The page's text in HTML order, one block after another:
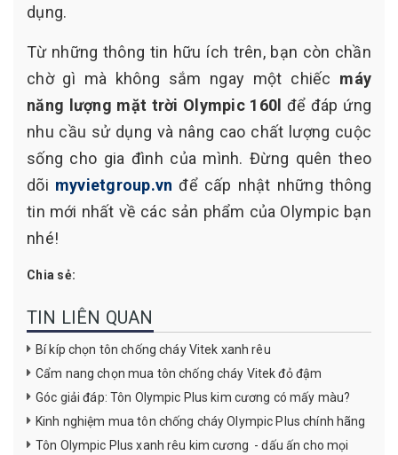
dụng.
Từ những thông tin hữu ích trên, bạn còn chần
chờ gì mà không sắm ngay một chiếc máy
năng lượng mặt trời Olympic 160l để đáp ứng
nhu cầu sử dụng và nâng cao chất lượng cuộc
sống cho gia đình của mình. Đừng quên theo
dõi myvietgroup.vn để cấp nhật những thông
tin mới nhất về các sản phẩm của Olympic bạn
nhé!
Chia sẻ:
TIN LIÊN QUAN
Bí kíp chọn tôn chống cháy Vitek xanh rêu
Cẩm nang chọn mua tôn chống cháy Vitek đỏ đậm
Góc giải đáp: Tôn Olympic Plus kim cương có mấy màu?
Kinh nghiệm mua tôn chống cháy Olympic Plus chính hãng
Tôn Olympic Plus xanh rêu kim cương - dấu ấn cho mọi